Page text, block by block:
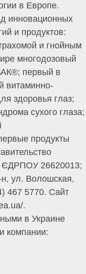
в Европе.
инновационных
и продуктов:
и гнойным
многодозовый
первый в
витаминно-
здоровья глаз;
сухого глаза;
продукты
ЄДРПОУ 26620013;
ул. Волошская,
467 5770. Сайт
.
в Украине
компании: